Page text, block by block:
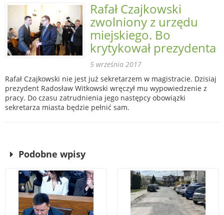
Rafał Czajkowski
zwolniony z urzędu
miejskiego. Bo
krytykował prezydenta
5 września 2017
Rafał Czajkowski nie jest już sekretarzem w magistracie. Dzisiaj
prezydent Radosław Witkowski wręczył mu wypowiedzenie z
pracy. Do czasu zatrudnienia jego następcy obowiązki
sekretarza miasta będzie pełnić sam.
Podobne wpisy